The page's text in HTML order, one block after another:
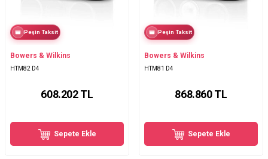
Peşin Taksit
Bowers & Wilkins
HTM82 D4
608.202TL
Sepete Ekle
Peşin Taksit
Bowers & Wilkins
HTM81 D4
868.860TL
Sepete Ekle